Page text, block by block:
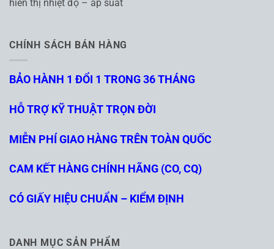
hiển thị nhiệt độ – áp suất
CHÍNH SÁCH BÁN HÀNG
BẢO HÀNH 1 ĐỔI 1 TRONG 36 THÁNG
HỖ TRỢ KỸ THUẬT TRỌN ĐỜI
MIỄN PHÍ GIAO HÀNG TRÊN TOÀN QUỐC
CAM KẾT HÀNG CHÍNH HÃNG (CO, CQ)
CÓ GIẤY HIỆU CHUẨN – KIỂM ĐỊNH
DANH MỤC SẢN PHẨM